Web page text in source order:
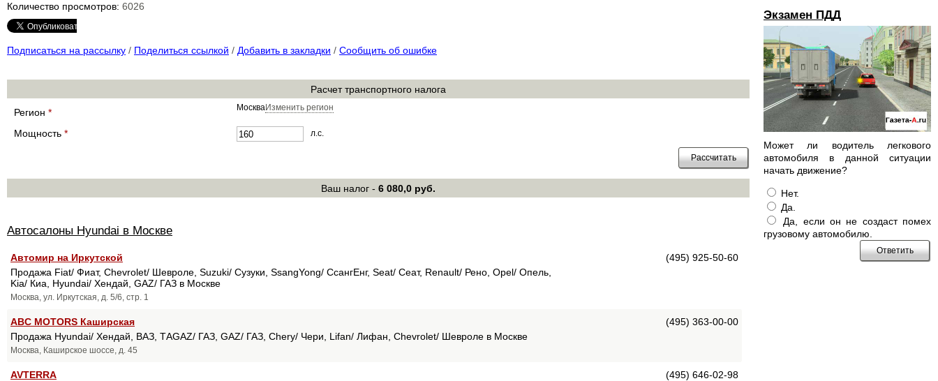
Экзамен ПДД
Может ли водитель легкового
автомобиля в данной ситуации
начать движение?
Нет.
Да.
Да, если он не создаст помех
грузовому автомобилю.
Количество просмотров: 6026
Подписаться на рассылку / Поделиться ссылкой / Добавить в закладки / Сообщить об ошибке
Расчет транспортного налога
Регион * МоскваИзменить регион
Мощность * л.с.
Ваш налог - 6 080,0 руб.
Автосалоны Hyundai в Москве
Автомир на Иркутской
(495) 925-50-60
Продажа Fiat/ Фиат, Chevrolet/ Шевроле, Suzuki/ Сузуки, SsangYong/ СсангЕнг, Seat/ Сеат, Renault/ Рено, Opel/ Опель,
Kia/ Киа, Hyundai/ Хендай, GAZ/ ГАЗ в Москве
Москва, ул. Иркутская, д. 5/6, стр. 1
ABC MOTORS Каширская
(495) 363-00-00
Продажа Hyundai/ Хендай, ВАЗ, ТАGAZ/ ГАЗ, GAZ/ ГАЗ, Chery/ Чери, Lifan/ Лифан, Chevrolet/ Шевроле в Москве
Москва, Каширское шоссе, д. 45
AVTERRA
(495) 646-02-98